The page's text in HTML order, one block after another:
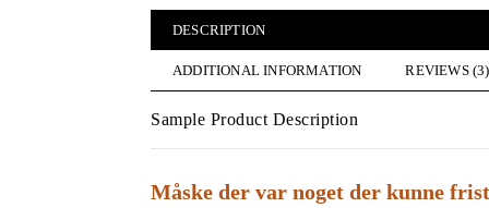
DESCRIPTION
ADDITIONAL INFORMATION REVIEWS (3)
Sample Product Description
Måske der var noget der kunne